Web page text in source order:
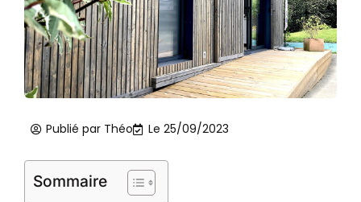
Publié par Théo Le 25/09/2023
Sommaire